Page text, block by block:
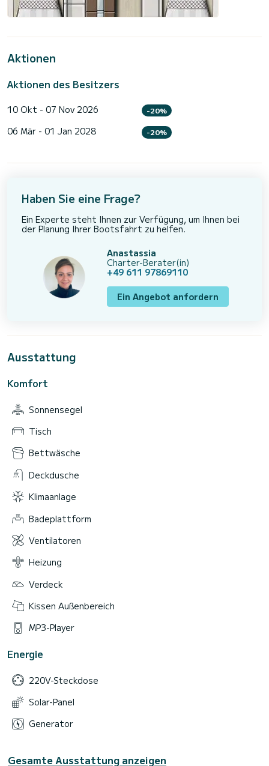
Aktionen
Aktionen des Besitzers
10 Okt - 07 Nov 2026 -20%
06 Mär - 01 Jan 2028 -20%
Haben Sie eine Frage?
Ein Experte steht Ihnen zur Verfügung, um Ihnen bei
der Planung Ihrer Bootsfahrt zu helfen.
Anastassia
Charter-Berater(in)
+49 611 97869110
Ein Angebot anfordern
Ausstattung
Komfort
Sonnensegel
Tisch
Bettwäsche
Deckdusche
Klimaanlage
Badeplattform
Ventilatoren
Heizung
Verdeck
Kissen Außenbereich
MP3-Player
Energie
220V-Steckdose
Solar-Panel
Generator
Gesamte Ausstattung anzeigen